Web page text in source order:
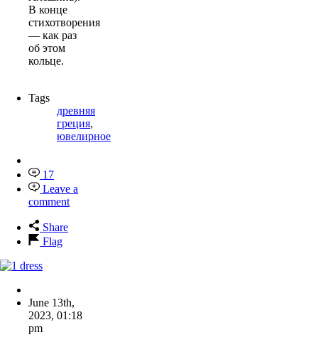
В конце
стихотворения
— как раз
об этом
кольце.
Tags
древняя
греция,
ювелирное
17
Leave a
comment
Share
Flag
June 13th,
2023, 01:18
pm